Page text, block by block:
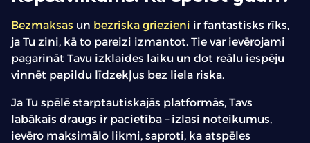
Bezmaksas un bezriska griezieni ir fantastisks rīks,
ja Tu zini, kā to pareizi izmantot. Tie var ievērojami
pagarināt Tavu izklaides laiku un dot reālu iespēju
vinnēt papildu līdzekļus bez liela riska.
Ja Tu spēlē starptautiskajās platformās, Tavs
labākais draugs ir pacietība – izlasi noteikumus,
ievēro maksimālo likmi, saproti, ka atspēles